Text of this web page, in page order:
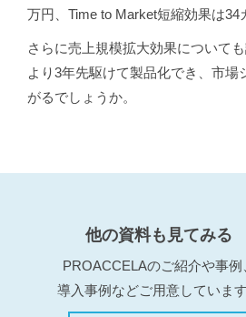
万円、Time to Market短縮効果は
さらに売上規模拡大効果について
より3年先駆けて製品化でき、市
がるでしょうか。
他の資料も見てみる
PROACCELAのご紹介や事例
導入事例などご用意していま